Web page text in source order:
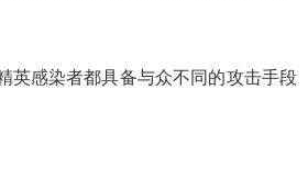
英感染者都具备与众不同的攻击手段